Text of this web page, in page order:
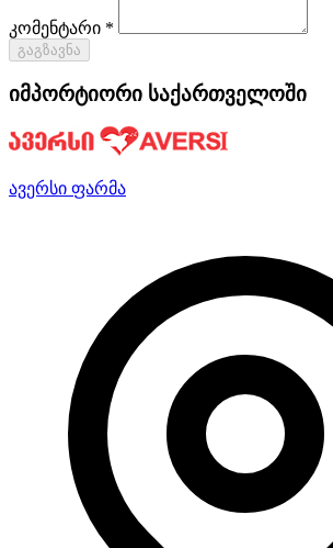
კომენტარი *
გაგზავნა
იმპორტიორი საქართველოში
ავერსი ფარმა